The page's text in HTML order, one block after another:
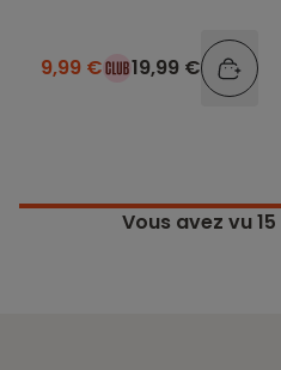
9,99 € 19,99 €
Vous avez vu15